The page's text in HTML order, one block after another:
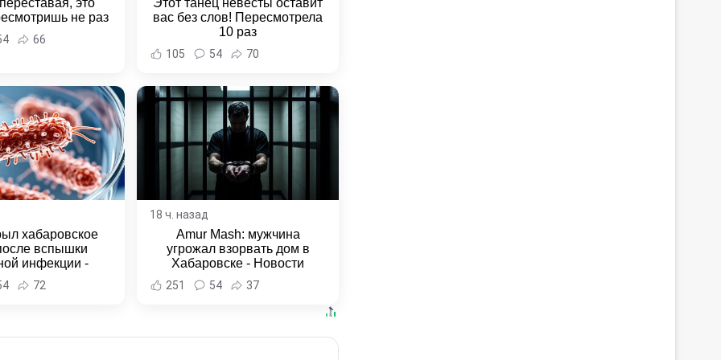
не раз
66
вас без слов! Пересмотрела
10 раз
105 54 70
хабаровское
вспышки
инфекции -
Хабаровска и
края
72
18 ч. назад
Amur Mash: мужчина
угрожал взорвать дом в
Хабаровске - Новости
Хабаровска и Хабаровского
края
251 54 37